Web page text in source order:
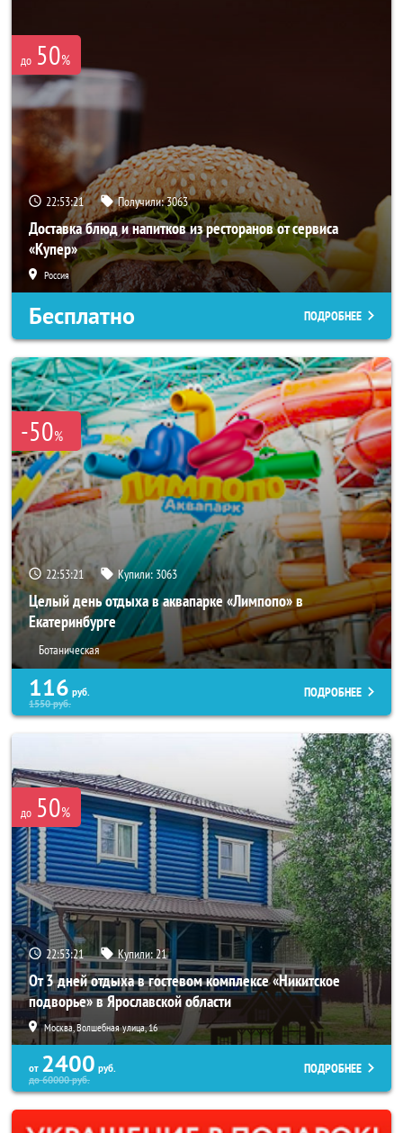
до 50%
22:53:17 Получили:3063
Доставка блюд и напитков из ресторанов от сервиса
«Купер»
Россия
Бесплатно ПОДРОБНЕЕ
-50%
22:53:17 Купили: 3063
Целый день отдыха в аквапарке «Лимпопо» в
Екатеринбурге
Ботаническая
116 руб.
1550руб.
ПОДРОБНЕЕ
до 50%
22:53:17 Купили:21
От 3 дней отдыха в гостевом комплексе «Никитское
подворье» в Ярославской области
Москва, Волшебная улица, 16
от 2400 руб.
до60000руб.
ПОДРОБНЕЕ